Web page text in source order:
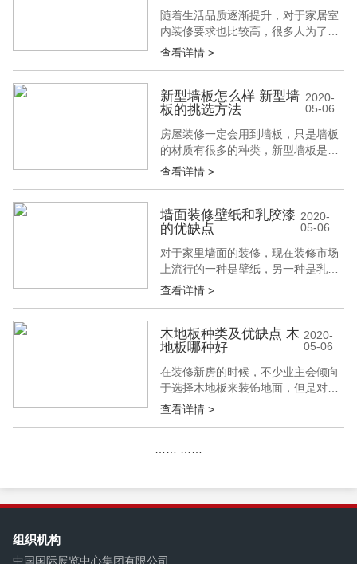
还是抛光砖贵 1、说道这两款砖那个
贵的话，主要是看两种砖的质量，不
同...
随着生活品质逐渐提升，对于家居室
内装修要求也比较高，很多人为了追
求时尚，个性化的家居设计，室内铺
铺仿木纹砖好吗?木纹砖铺贴注意事
项?接下来我们跟着建博会小编一起
来了解吧! 一、卧室铺仿木纹砖好吗
1、在装修卧室时，许多人都想在卧
室里铺...
查看详情 >
新型墙板怎么样 新型墙
板的挑选方法
2020-
05-06
房屋装修一定会用到墙板，只是墙板
的材质有很多的种类，新型墙板是人
们都比较喜欢的，所以大家最好是先
型墙板怎么样呢?新型墙板的挑选方
法有哪些呢?下面就由建博会的小编
来给大家介绍一下吧。 一、新型墙板
怎么样 1、多功能轻质复合墙板到底
是一种...
查看详情 >
墙面装修壁纸和乳胶漆
的优缺点
2020-
05-06
对于家里墙面的装修，现在装修市场
上流行的一种是壁纸，另一种是乳胶
漆，这两种方式是最受欢迎的。很多
的人来用实际经验告诉你。一起来跟
建博会小编了解一下吧。 乳胶漆的优
点： 1、乳胶漆相对便宜一些，就算
是用大品牌的乳胶漆，整体下来也不
会花太...
查看详情 >
木地板种类及优缺点 木
地板哪种好
2020-
05-06
在装修新房的时候，不少业主会倾向
于选择木地板来装饰地面，但是对于
木地板大家了解多少呢?木地板种类
呢?接下来建博会小编就简单的给大
查看详情 >
组织机构
中国国际展览中心集团有限公司